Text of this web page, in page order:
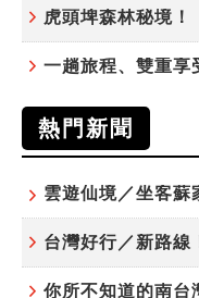
熱門新聞
雲遊仙境／坐客蘇
你所不知道的南台